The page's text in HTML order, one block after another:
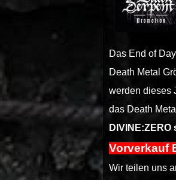
Das End of
Death Metal
werden dieses
das Death
Vorverkauf
Wir teilen uns